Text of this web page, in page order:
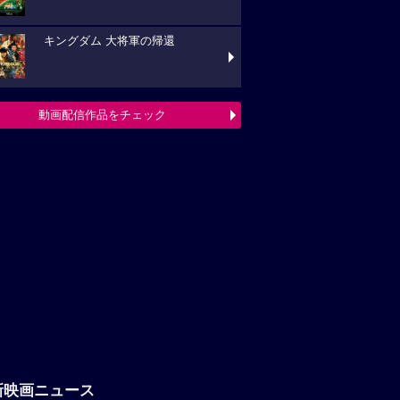
キングダム 大将軍の帰還
動画配信作品をチェック
映画ニュース